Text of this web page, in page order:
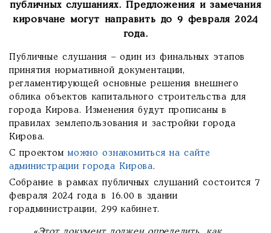
публичных слушаниях. Предложения и замечания
кировчане могут направить до 9 февраля 2024
года.
Публичные слушания – один из финальных этапов
принятия нормативной документации,
регламентирующей основные решения внешнего
облика объектов капитального строительства для
города Кирова. Изменения будут прописаны в
правилах землепользования и застройки города
Кирова.
С проектомможно ознакомиться на сайте
администрации города Кирова.
Собрание в рамках публичных слушаний состоится 7
февраля 2024 года в 16.00 в здании
горадминистрации, 299 кабинет.